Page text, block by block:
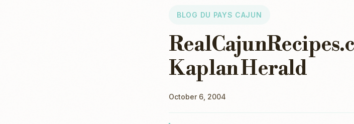
BLOG DU PAYS CAJUN
Kaplan Herald
October 6, 2004